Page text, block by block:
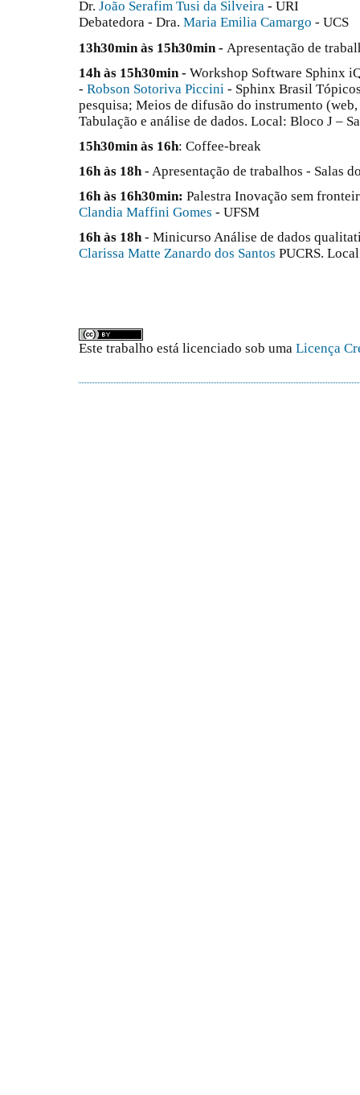
Dr. João Serafim Tusi da Silveira - URI
Debatedora - Dra. Maria Emilia Camargo - UCS
13h30min às 15h30min - Apresentação de
14h às 15h30min - Workshop Software Sphinx
- Robson Sotoriva Piccini - Sphinx Brasil
pesquisa; Meios de difusão do instrumento
Tabulação e análise de dados. Local: Bloco J –
15h30min às 16h: Coffee-break
16h às 18h- Apresentação de trabalhos - Salas
16h às 16h30min: Palestra Inovação sem
Clandia Maffini Gomes - UFSM
16h às 18h- Minicurso Análise de dados
Clarissa Matte Zanardo dos Santos PUCRS.
Este trabalho está licenciado sob uma Licença